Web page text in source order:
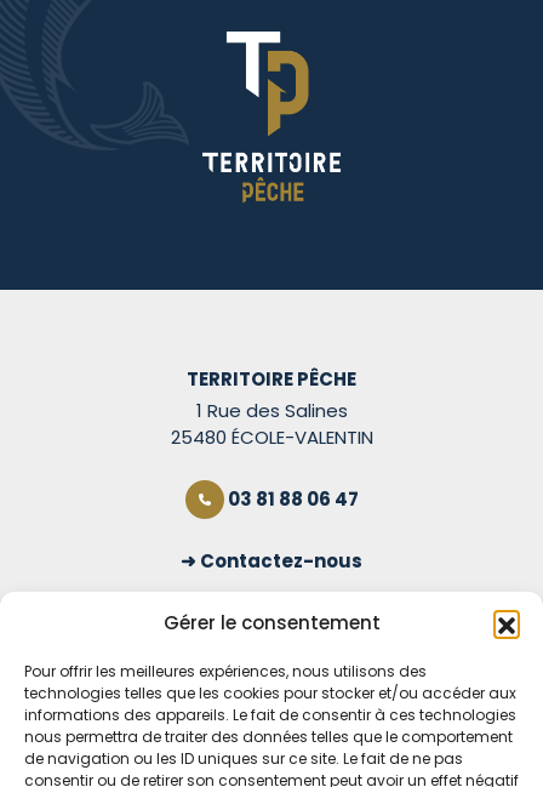
Gérer le consentement
Pour offrir les meilleures expériences, nous utilisons des
technologies telles que les cookies pour stocker et/ou accéder aux
informations des appareils. Le fait de consentir à ces technologies
nous permettra de traiter des données telles que le comportement
de navigation ou les ID uniques sur ce site. Le fait de ne pas
consentir ou de retirer son consentement peut avoir un effet négatif
TERRITOIRE PÊCHE
1 Rue des Salines
25480 ÉCOLE-VALENTIN
03 81 88 06 47
Contactez-nous
OUVERT TOUS LES JOURS
Voir nos horaires